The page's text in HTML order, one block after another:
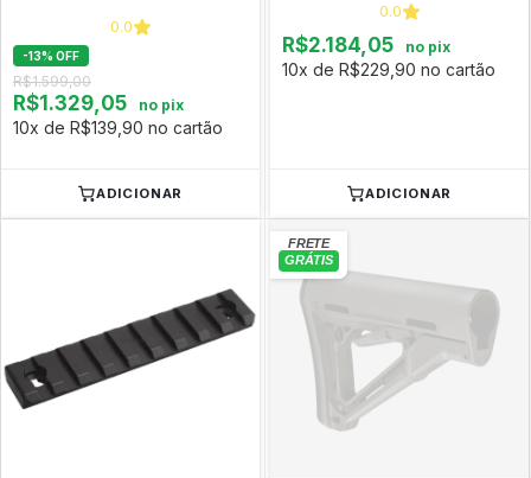
0.0
-13% OFF
R$1.599,00
R$1.329,05 no pix
10x de R$139,90 no cartão
ADICIONAR
0.0
R$2.184,05 no pix
10x de R$229,90 no cartão
ADICIONAR